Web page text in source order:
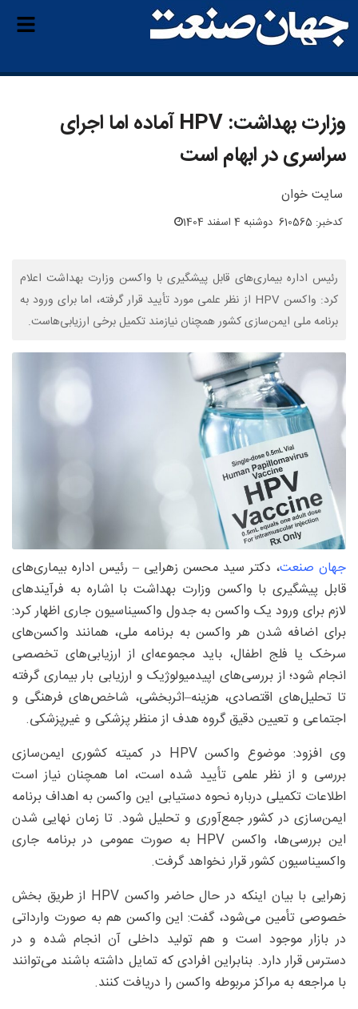
وزارت بهداشت: HPV آماده اما اجرای
سراسری در ابهام است
سایت خوان
کدخبر: 610565 دوشنبه 4 اسفند 1404
رئیس اداره بیماری‌های قابل پیشگیری با واکسن وزارت بهداشت اعلام
کرد: واکسن HPV از نظر علمی مورد تأیید قرار گرفته، اما برای ورود به
برنامه ملی ایمن‌سازی کشور همچنان نیازمند تکمیل برخی ارزیابی‌هاست.
جهان صنعت، دکتر سید محسن زهرایی – رئیس اداره بیماری‌های
قابل پیشگیری با واکسن وزارت بهداشت با اشاره به فرآیندهای
لازم برای ورود یک واکسن به جدول واکسیناسیون جاری اظهار کرد:
برای اضافه شدن هر واکسن به برنامه ملی، همانند واکسن‌های
سرخک یا فلج اطفال، باید مجموعه‌ای از ارزیابی‌های تخصصی
انجام شود؛ از بررسی‌های اپیدمیولوژیک و ارزیابی بار بیماری گرفته
تا تحلیل‌های اقتصادی، هزینه–اثربخشی، شاخص‌های فرهنگی و
اجتماعی و تعیین دقیق گروه هدف از منظر پزشکی و غیرپزشکی.
وی افزود: موضوع واکسن HPV در کمیته کشوری ایمن‌سازی
بررسی و از نظر علمی تأیید شده است، اما همچنان نیاز است
اطلاعات تکمیلی درباره نحوه دستیابی این واکسن به اهداف برنامه
ایمن‌سازی در کشور جمع‌آوری و تحلیل شود. تا زمان نهایی شدن
این بررسی‌ها، واکسن HPV به صورت عمومی در برنامه جاری
واکسیناسیون کشور قرار نخواهد گرفت.
زهرایی با بیان اینکه در حال حاضر واکسن HPV از طریق بخش
خصوصی تأمین می‌شود، گفت: این واکسن هم به صورت وارداتی
در بازار موجود است و هم تولید داخلی آن انجام شده و در
دسترس قرار دارد. بنابراین افرادی که تمایل داشته باشند می‌توانند
با مراجعه به مراکز مربوطه واکسن را دریافت کنند.